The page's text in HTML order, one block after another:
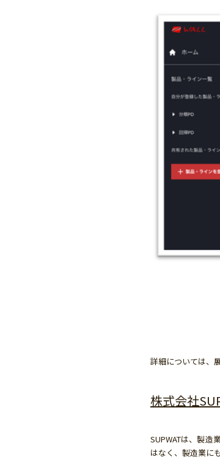
詳細については、
株式会社
SUPWATは、製造
はなく、製造業に